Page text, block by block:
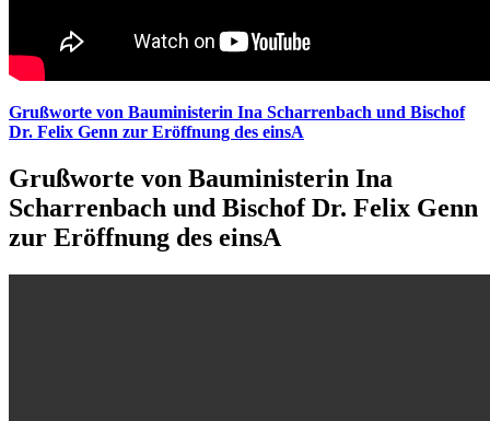
Grußworte von Bauministerin Ina Scharrenbach und Bischof
Dr. Felix Genn zur Eröffnung des einsA
Grußworte von Bauministerin Ina
Scharrenbach und Bischof Dr. Felix Genn
zur Eröffnung des einsA